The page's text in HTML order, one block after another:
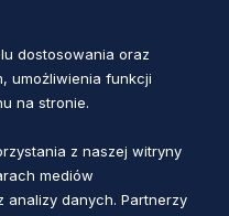
dostosowania oraz
umożliwienia funkcji
na stronie.
z naszej witryny
mediów
analizy danych. Partnerzy